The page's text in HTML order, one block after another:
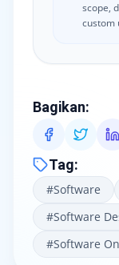
scope,
custom
Bagikan:
Tag:
#Software
#Software
#Software